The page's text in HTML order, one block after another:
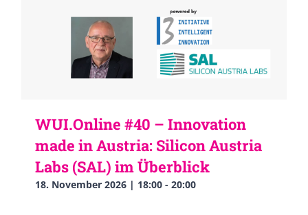
WUI.Online #40 – Innovation
made in Austria: Silicon Austria
Labs (SAL) im Überblick
18. November 2026 | 18:00 - 20:00